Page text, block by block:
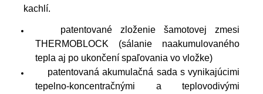
kachlí.
patentované zloženie šamotovej zmesi
THERMOBLOCK (sálanie naakumulovaného
tepla aj po ukončení spaľovania vo vložke)
patentovaná akumulačná sada s vynikajúcimi
tepelno-koncentračnými a teplovodivými